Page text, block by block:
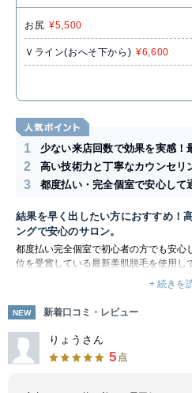
お尻 ¥5,500
Ｖライン(おへそ下から) ¥6,600
1 少ない来店回数で効果を実感！
2 高い技術力と丁寧なカウンセリ
3 都度払い・完全個室で安心して
結果を早く出したい方におすすめ！
ングで安心のサロン。
都度払い完全個室で初心者の方でも安心
位を受賞している最新美肌脱毛を使用し
理由として、最新美肌脱毛機だけではな
り、カウンセリングも丁寧で体毛や体質
ためです。
個室の落ち着いた雰囲気の中、リラック
タッフがメインとなりますが、男性のお
います。
+ 続きを
NEW 新着口コミ・レビュー
りょうさん
5 点